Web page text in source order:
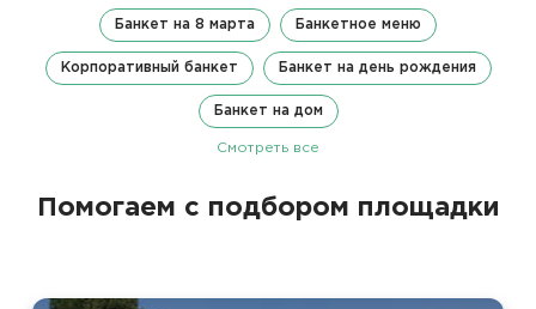
Банкет на 8 марта Банкетное меню
Корпоративный банкет Банкет на день рождения
Банкет на дом
Смотреть все
Помогаем с подбором площадки